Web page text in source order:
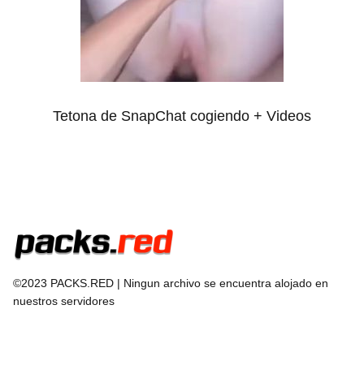
Tetona de SnapChat cogiendo + Videos
©2023 PACKS.RED | Ningun archivo se encuentra alojado en
nuestros servidores